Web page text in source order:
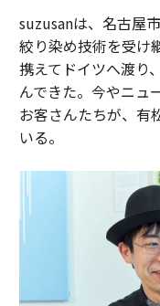
suzusanは、名古屋
絞り染め技術を受け
携えてドイツへ渡り
んできた。今やニュ
お客さんたちが、有
いる。